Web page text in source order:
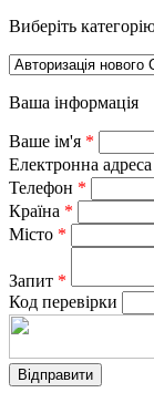
Виберіть
Ваша інформація
Ваше ім'я *
Електронна адреса
Телефон *
Країна *
Місто *
Запит *
Код перевірки